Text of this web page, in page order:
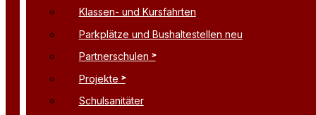
Klassen- und Kursfahrten
Parkplätze und Bushaltestellen neu
Partnerschulen
Projekte
Schulsanitäter